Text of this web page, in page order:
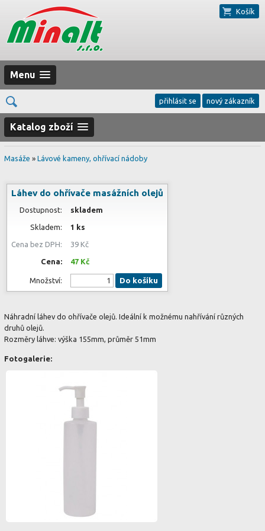
Košík
Menu
přihlásit se nový zákazník
Katalog zboží
Masáže » Lávové kameny, ohřívací nádoby
Láhev do ohřívače masážních olejů
Dostupnost: skladem
Skladem: 1 ks
Cena bez DPH: 39 Kč
Cena: 47 Kč
Množství: Do košíku
Náhradní láhev do ohřívače olejů. Ideální k možnému nahřívání různých
druhů olejů.
Rozměry láhve: výška 155mm, průměr 51mm
Fotogalerie: